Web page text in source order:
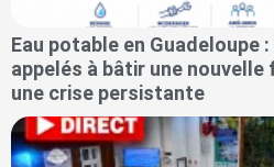
Eau potable en
appelés à bâtir une
une crise persistante